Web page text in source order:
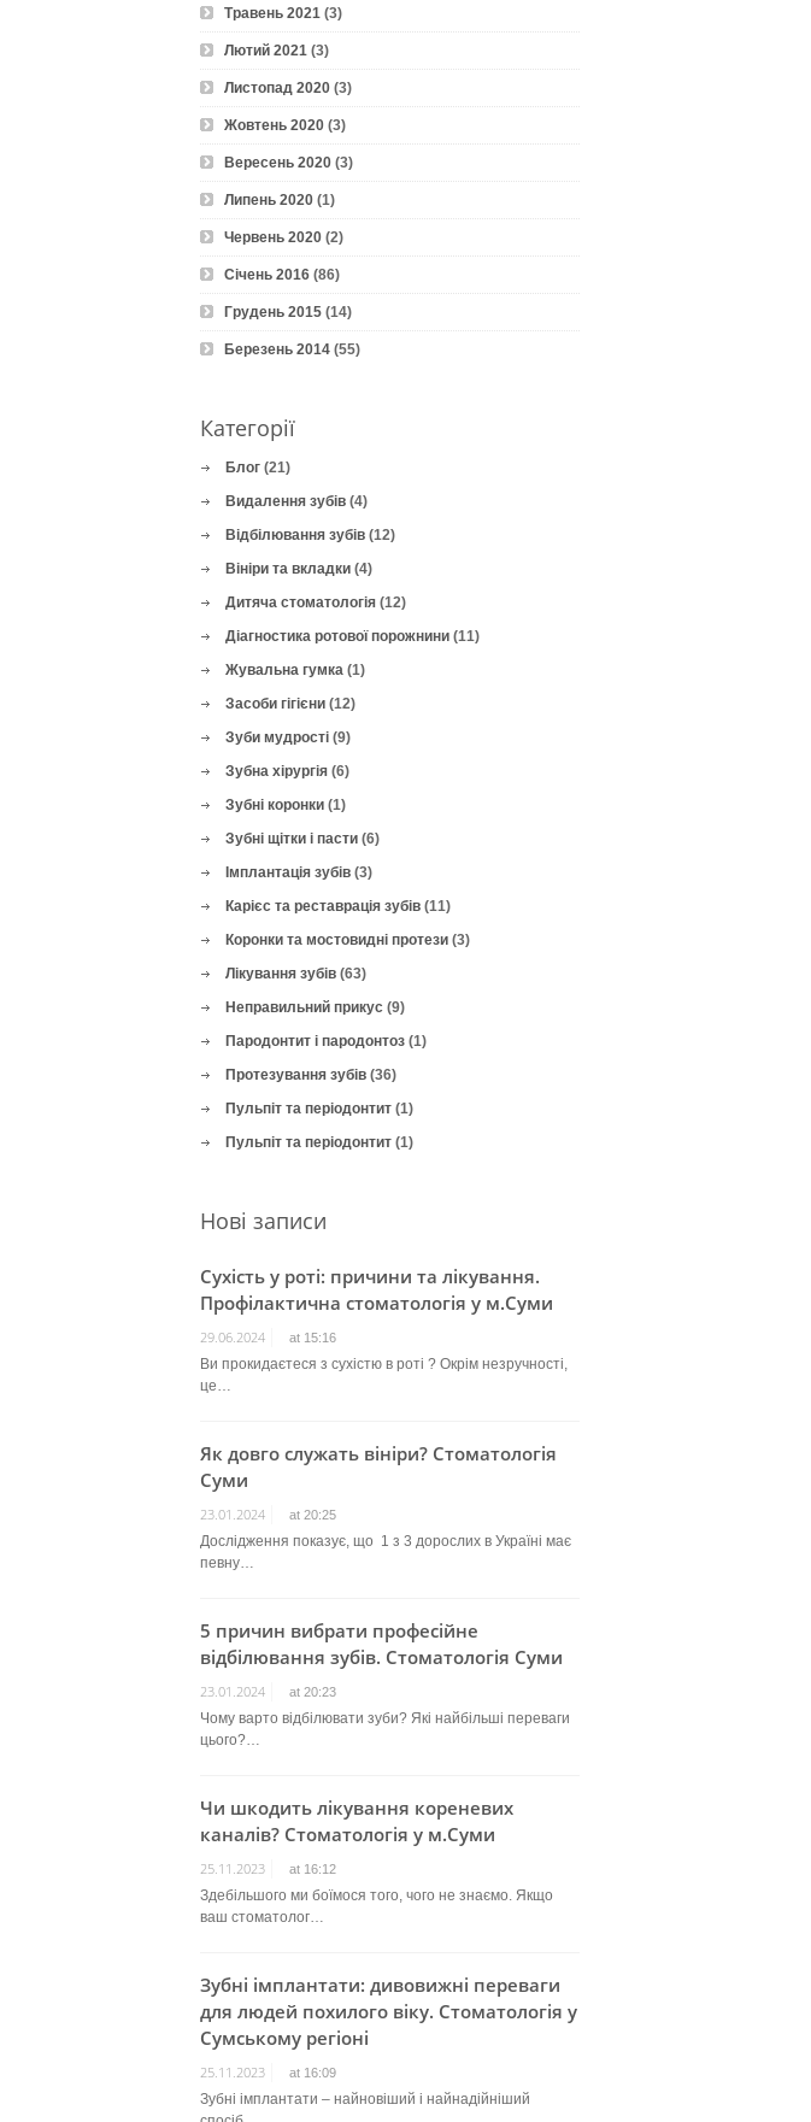
Травень 2021 (3)
Лютий 2021 (3)
Листопад 2020 (3)
Жовтень 2020 (3)
Вересень 2020 (3)
Липень 2020 (1)
Червень 2020 (2)
Січень 2016 (86)
Грудень 2015 (14)
Березень 2014 (55)
Категорії
Блог (21)
Видалення зубів (4)
Відбілювання зубів (12)
Вініри та вкладки (4)
Дитяча стоматологія (12)
Діагностика ротової порожнини (11)
Жувальна гумка (1)
Засоби гігієни (12)
Зуби мудрості (9)
Зубна хірургія (6)
Зубні коронки (1)
Зубні щітки і пасти (6)
Імплантація зубів (3)
Карієс та реставрація зубів (11)
Коронки та мостовидні протези (3)
Лікування зубів (63)
Неправильний прикус (9)
Пародонтит і пародонтоз (1)
Протезування зубів (36)
Пульпіт та періодонтит (1)
Пульпіт та періодонтит (1)
Нові записи
Сухість у роті: причини та лікування.
Профілактична стоматологія у м.Суми
29.06.2024 at 15:16
Ви прокидаєтеся з сухістю в роті ? Окрім незручності,
це…
Як довго служать вініри? Стоматологія
Суми
23.01.2024 at 20:25
Дослідження показує, що 1 з 3 дорослих в Україні має
певну…
5 причин вибрати професійне
відбілювання зубів. Стоматологія Суми
23.01.2024 at 20:23
Чому варто відбілювати зуби? Які найбільші переваги
цього?…
Чи шкодить лікування кореневих
каналів? Стоматологія у м.Суми
25.11.2023 at 16:12
Здебільшого ми боїмося того, чого не знаємо. Якщо
ваш стоматолог…
Зубні імплантати: дивовижні переваги
для людей похилого віку. Стоматологія у
Сумському регіоні
25.11.2023 at 16:09
Зубні імплантати – найновіший і найнадійніший